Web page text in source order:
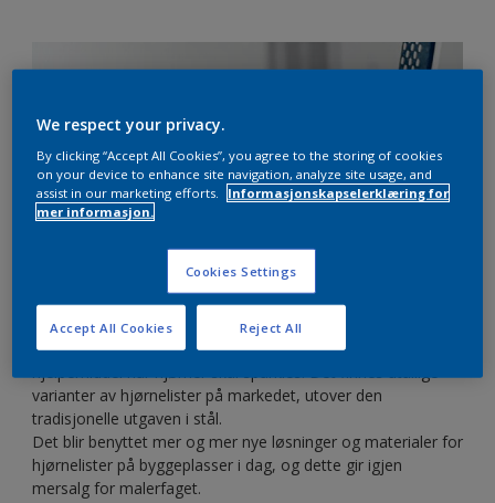
Hjørnelister av plast/kompositt materiale er et ofte benyttet
hjelpemiddel når hjørner skal sparkles. Det finnes utallige
varianter av hjørnelister på markedet, utover den
tradisjonelle utgaven i stål.
Det blir benyttet mer og mer nye løsninger og materialer for
hjørnelister på byggeplasser i dag, og dette gir igjen
mersalg for malerfaget.
We respect your privacy.
By clicking “Accept All Cookies”, you agree to the storing of cookies
on your device to enhance site navigation, analyze site usage, and
assist in our marketing efforts.
Informasjonskapselerklæring for
mer informasjon.
Cookies Settings
Reject All
Accept All Cookies